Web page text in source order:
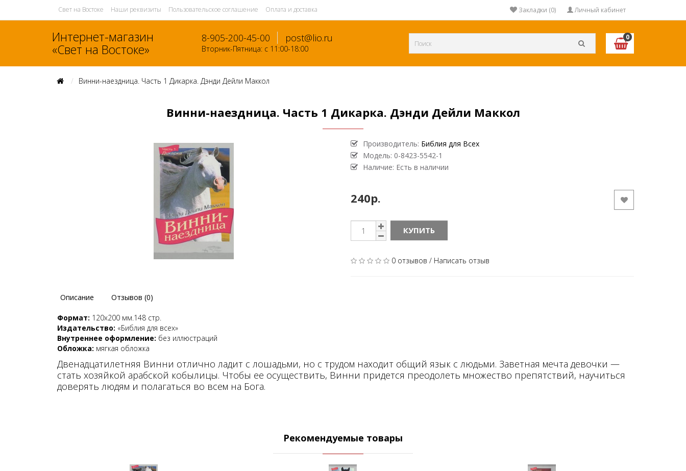
Свет на Востоке Наши реквизиты Пользовательское соглашение Оплата и доставка Личный кабинет
Закладки (0)
Интернет-магазин
«Свет на Востоке»
8-905-200-45-00 post@lio.ru
Вторник-Пятница: с 11:00-18:00
0
Винни-наездница. Часть 1 Дикарка. Дэнди Дейли Маккол
Винни-наездница. Часть 1 Дикарка. Дэнди Дейли Маккол
Производитель: Библия для Всех
Модель: 0-8423-5542-1
Наличие: Есть в наличии
240р.
КУПИТЬ
0 отзывов / Написать отзыв
Описание Отзывов (0)
Формат: 120х200 мм.148 стр.
Издательство: «Библия для всех»
Внутреннее оформление: без иллюстраций
Обложка: мягкая обложка
Двенадцатилетняя Винни отлично ладит с лошадьми, но с трудом находит общий язык с людьми. Заветная мечта девочки —
стать хозяйкой арабской кобылицы. Чтобы ее осуществить, Винни придется преодолеть множество препятствий, научиться
доверять людям и полагаться во всем на Бога.
Рекомендуемые товары